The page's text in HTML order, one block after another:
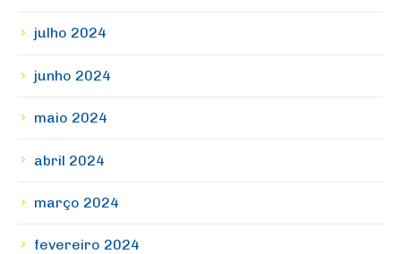
julho 2024
junho 2024
maio 2024
abril 2024
março 2024
fevereiro 2024